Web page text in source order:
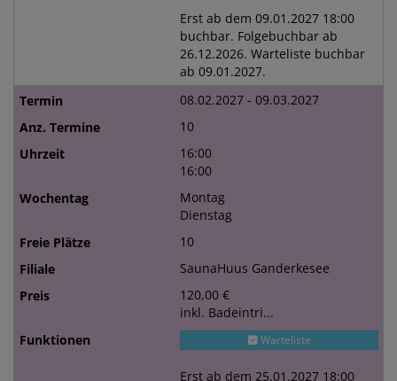
Erst ab dem 09.01.2027 18:00
buchbar. Folgebuchbar ab
26.12.2026. Warteliste buchbar
ab 09.01.2027.
08.02.2027 - 09.03.2027
10
16:00
16:00
Montag
Dienstag
10
SaunaHuus Ganderkesee
120,00 €
inkl. Badeintri...
Warteliste
Erst ab dem 25.01.2027 18:00